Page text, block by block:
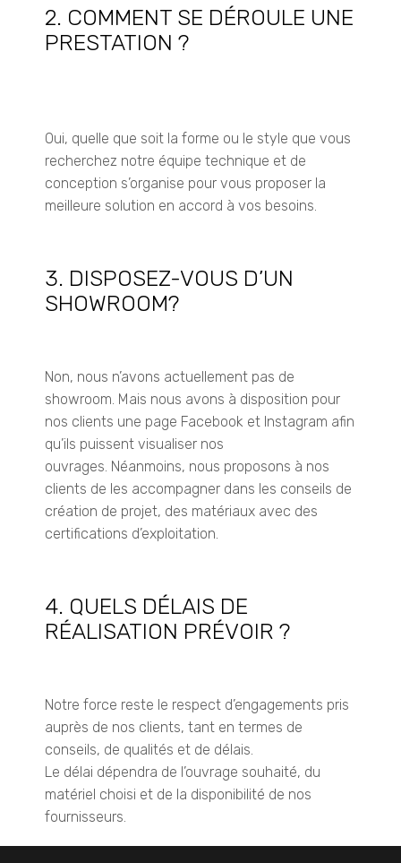
2. COMMENT SE DÉROULE UNE
PRESTATION ?
Oui, quelle que soit la forme ou le style que vous
recherchez notre équipe technique et de
conception s’organise pour vous proposer la
meilleure solution en accord à vos besoins.
3. DISPOSEZ-VOUS D’UN
SHOWROOM?
Non, nous n’avons actuellement pas de
showroom. Mais nous avons à disposition pour
nos clients une page Facebook et Instagram afin
qu’ils puissent visualiser nos
ouvrages. Néanmoins, nous proposons à nos
clients de les accompagner dans les conseils de
création de projet, des matériaux avec des
certifications d’exploitation.
4. QUELS DÉLAIS DE
RÉALISATION PRÉVOIR ?
Notre force reste le respect d’engagements pris
auprès de nos clients, tant en termes de
conseils, de qualités et de délais.
Le délai dépendra de l’ouvrage souhaité, du
matériel choisi et de la disponibilité de nos
fournisseurs.